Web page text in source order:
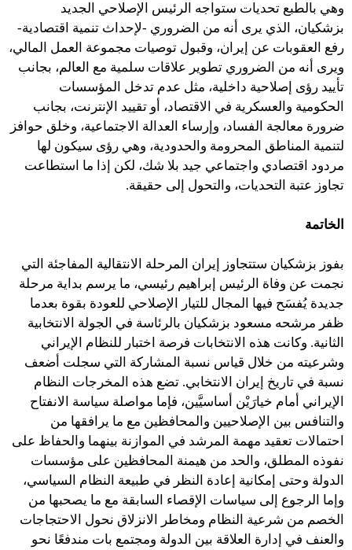
وهي بالطبع تحديات ستواجه الرئيس الإصلاحي الجديد
بزشكيان، الذي يرى أنه من الضروري -لإحداث تنمية اقتصادية-
رفع العقوبات عن إيران، وقبول توصيات مجموعة العمل المالي،
ويرى أنه من الضروري تطوير علاقات سلمية مع العالم، بجانب
تأييد رؤى إصلاحية داخلية، مثل عدم تدخل المؤسسات
الحكومية والعسكرية في الاقتصاد، أو تقييد الإنترنت، بجانب
ضرورة معالجة الفساد، وإرساء العدالة الاجتماعية، وخلق حوافز
لتنمية المناطق المحرومة والحدودية، وهي رؤى سيكون لها
مردود اقتصادي واجتماعي جيد بلا شك، لكن إذا ما استطاعت
تجاوز عتبة التحديات، والتحول إلى حقيقة.
الخاتمة
بفوز بزشكيان ستتجاوز إيران المرحلة الانتقالية المفاجئة التي
نجمت عن وفاة الرئيس إبراهيم رئيسي، ما يرسم بداية مرحلة
جديدة يُفسَح فيها المجال للتيار الإصلاحي للعودة بقوة بعدما
ظفر مرشحه مسعود بزشكيان بالرئاسة في الجولة الانتخابية
الثانية. وكانت هذه الانتخابات فرصة اختبار للنظام الإيراني
وشرعيته من خلال قياس نسبة المشاركة التي سجلت أضعف
نسبة في تاريخ إيران الانتخابي. تضع هذه المخرجات النظام
الإيراني أمام خيارَيْن أساسيَّين، فإما مواصلة سياسة الانفتاح
والتنافس بين الإصلاحيين والمحافظين مع ما يرافقها من
احتمالات تعقيد مهمة المرشد في الموازنة بينهما والحفاظ على
نفوذه المطلق، والحد من هيمنة المحافظين على مؤسسات
الدولة وحتى إمكانية إعادة النظر في طبيعة النظام السياسي،
وإما الرجوع إلى سياسات الإقصاء السابقة مع ما يصحبها من
الخصم من شرعية النظام ومخاطر الانزلاق نحول الاحتجاجات
والعنف في إدارة العلاقة بين الدولة ومجتمع بات مندفعًا نحو